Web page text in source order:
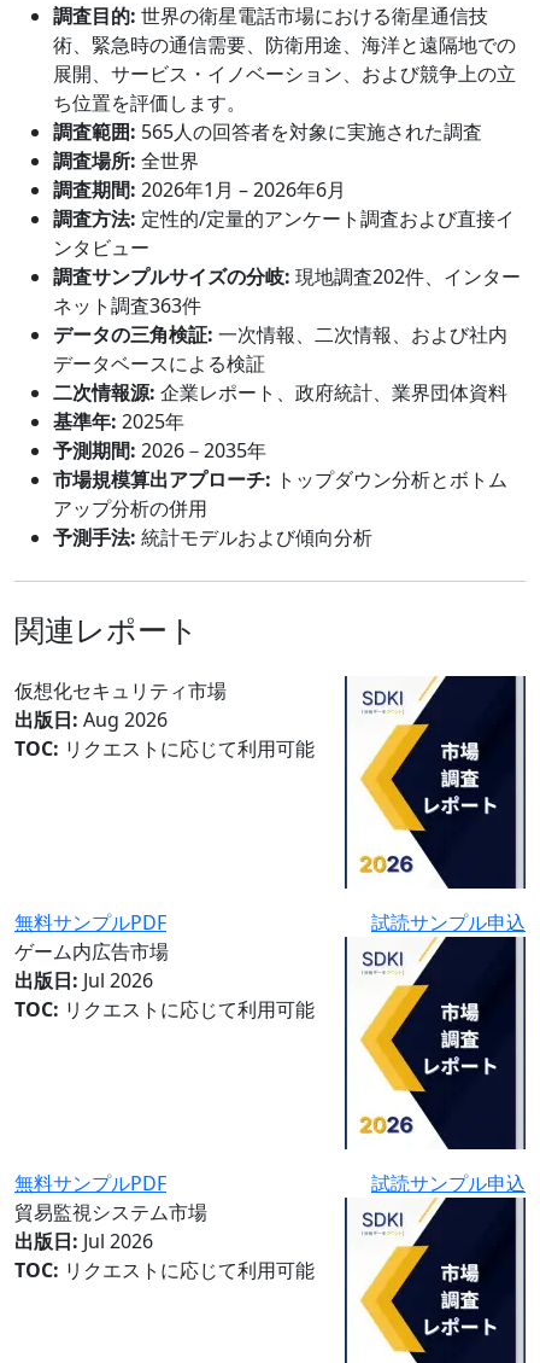
調査目的: 世界の衛星電話市場における衛星通信技
術、緊急時の通信需要、防衛用途、海洋と遠隔地での
展開、サービス・イノベーション、および競争上の立
ち位置を評価します。
調査範囲: 565人の回答者を対象に実施された調査
調査場所: 全世界
調査期間: 2026年1月 – 2026年6月
調査方法: 定性的/定量的アンケート調査および直接イ
ンタビュー
調査サンプルサイズの分岐: 現地調査202件、インター
ネット調査363件
データの三角検証: 一次情報、二次情報、および社内
データベースによる検証
二次情報源: 企業レポート、政府統計、業界団体資料
基準年: 2025年
予測期間: 2026－2035年
市場規模算出アプローチ: トップダウン分析とボトム
アップ分析の併用
予測手法: 統計モデルおよび傾向分析
関連レポート
仮想化セキュリティ市場
出版日: Aug 2026
TOC: リクエストに応じて利用可能
無料サンプルPDF
試読サンプル申込
ゲーム内広告市場
出版日: Jul 2026
TOC: リクエストに応じて利用可能
無料サンプルPDF
試読サンプル申込
貿易監視システム市場
出版日: Jul 2026
TOC: リクエストに応じて利用可能